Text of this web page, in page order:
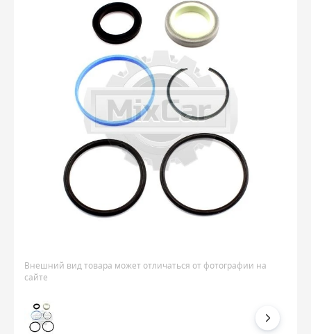
Внешний вид товара может отличаться от фотографии на
сайте